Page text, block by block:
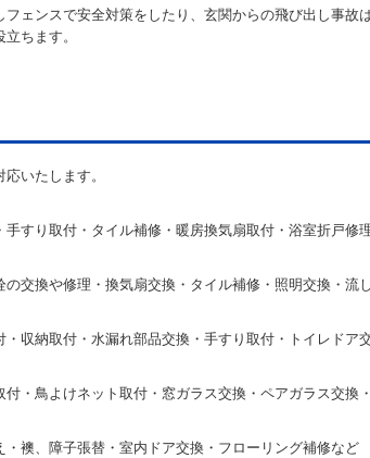
ェンスで安全対策をしたり、 玄関からの飛び出し事故
ちます。
いたします。
すり取付・タイル補修・暖房換気扇取付・浴室折戸修
の交換や修理・換気扇交換・タイル補修・照明交換・流
収納取付・水漏れ部品交換・手すり取付・トイレドア
・鳥よけネット取付・窓ガラス交換・ペアガラス交換
襖、障子張替・室内ドア交換・フローリング補修など